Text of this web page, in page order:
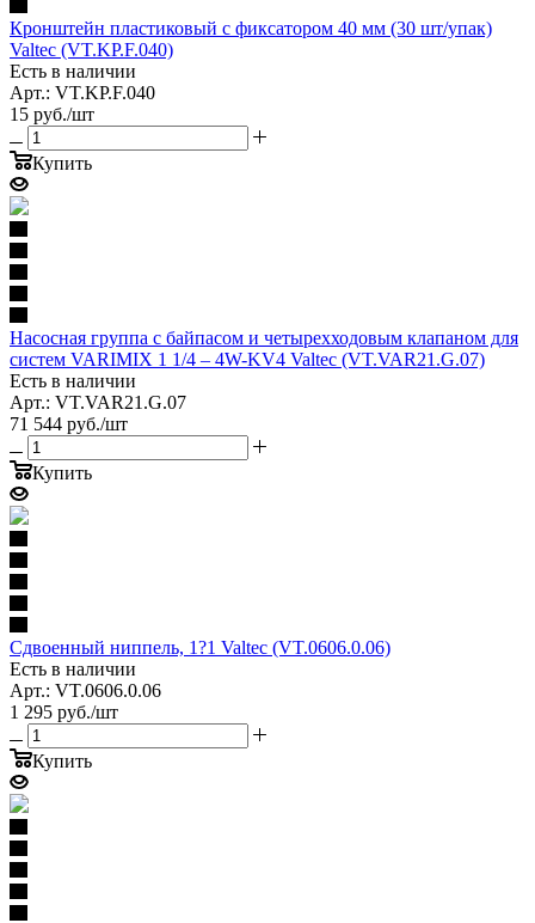
Кронштейн пластиковый c фиксатором 40 мм (30 шт/упак)
Valtec (VT.KP.F.040)
Есть в наличии
Арт.: VT.KP.F.040
15 руб./шт
Купить
Насосная группа с байпасом и четырехходовым клапаном для
систем VARIMIX 1 1/4 – 4W-KV4 Valtec (VT.VAR21.G.07)
Есть в наличии
Арт.: VT.VAR21.G.07
71 544 руб./шт
Купить
Сдвоенный ниппель, 1?1 Valtec (VT.0606.0.06)
Есть в наличии
Арт.: VT.0606.0.06
1 295 руб./шт
Купить